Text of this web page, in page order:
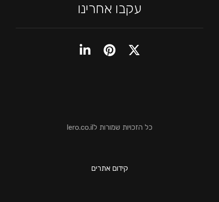
עקבו אחרינו
כל הזכויות שמורות לlero.co.il
קידום אתרים